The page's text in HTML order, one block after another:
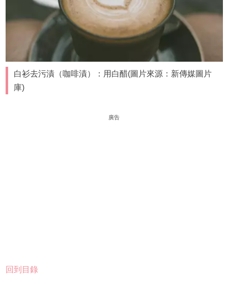
白衫去污漬（咖啡漬）：用白醋(圖片來源：新傳媒圖片
庫)
廣告
回到目錄